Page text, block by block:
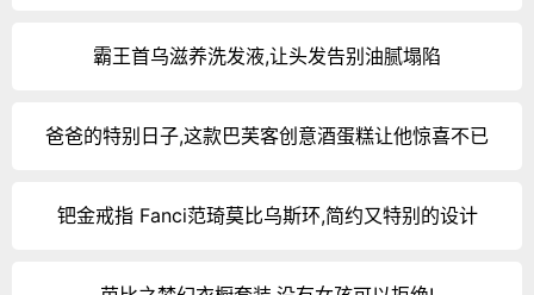
霸王首乌滋养洗发液,让头发告别油腻塌陷
爸爸的特别日子,这款巴芙客创意酒蛋糕让他惊喜不已
钯金戒指 Fanci范琦莫比乌斯环,简约又特别的设计